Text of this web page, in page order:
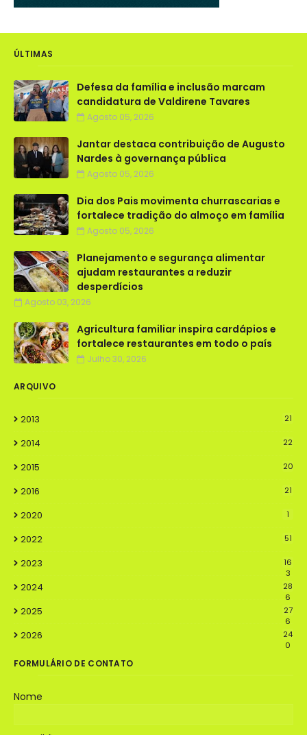
ÚLTIMAS
Defesa da família e inclusão marcam
candidatura de Valdirene Tavares
Agosto 05, 2026
Jantar destaca contribuição de Augusto
Nardes à governança pública
Agosto 05, 2026
Dia dos Pais movimenta churrascarias e
fortalece tradição do almoço em família
Agosto 05, 2026
Planejamento e segurança alimentar
ajudam restaurantes a reduzir
desperdícios
Agosto 03, 2026
Agricultura familiar inspira cardápios e
fortalece restaurantes em todo o país
Julho 30, 2026
ARQUIVO
2013 21
2014 22
2015 20
2016 21
2020 1
2022 51
2023
16
3
2024
28
6
2025
27
6
2026
24
0
FORMULÁRIO DE CONTATO
Nome